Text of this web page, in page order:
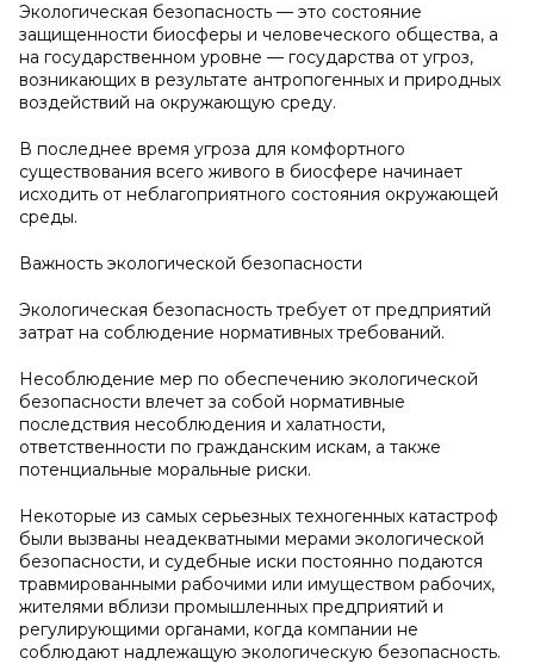
Экологическая безопасность — это состояние
защищенности биосферы и человеческого общества, а
на государственном уровне — государства от угроз,
возникающих в результате антропогенных и природных
воздействий на окружающую среду.
В последнее время угроза для комфортного
существования всего живого в биосфере начинает
исходить от неблагоприятного состояния окружающей
среды.
Важность экологической безопасности
Экологическая безопасность требует от предприятий
затрат на соблюдение нормативных требований.
Несоблюдение мер по обеспечению экологической
безопасности влечет за собой нормативные
последствия несоблюдения и халатности,
ответственности по гражданским искам, а также
потенциальные моральные риски.
Некоторые из самых серьезных техногенных катастроф
были вызваны неадекватными мерами экологической
безопасности, и судебные иски постоянно подаются
травмированными рабочими или имуществом рабочих,
жителями вблизи промышленных предприятий и
регулирующими органами, когда компании не
соблюдают надлежащую экологическую безопасность.